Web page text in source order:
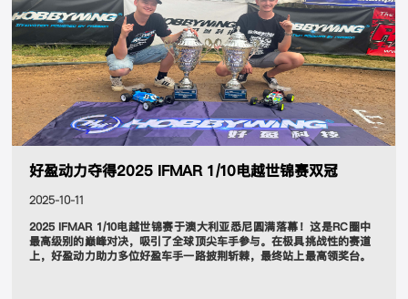
好盈动力夺得2025 IFMAR 1/10电越世锦赛双冠
2025-10-11
2025 IFMAR 1/10电越世锦赛于澳大利亚悉尼圆满落幕！这是RC圈中
最高级别的巅峰对决，吸引了全球顶尖车手参与。在极具挑战性的赛道
上，好盈动力助力多位好盈车手一路披荆斩棘，最终站上最高领奖台。